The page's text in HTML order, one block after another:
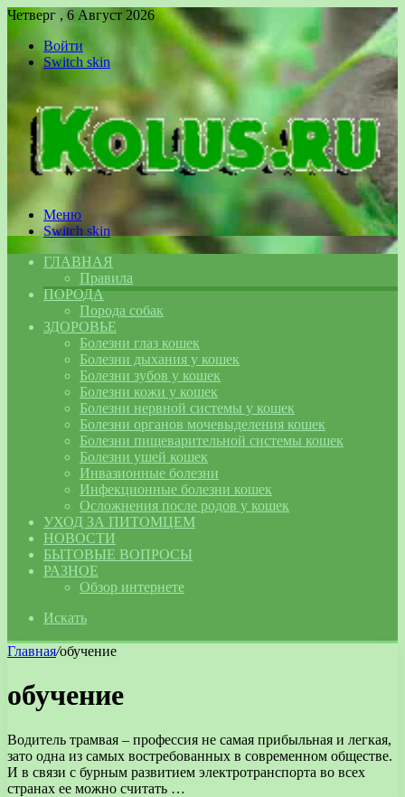
Четверг , 6 Август 2026
Войти
Switch skin
Меню
Switch skin
ГЛАВНАЯ
Правила
ПОРОДА
Порода собак
ЗДОРОВЬЕ
Болезни глаз кошек
Болезни дыхания у кошек
Болезни зубов у кошек
Болезни кожи у кошек
Болезни нервной системы у кошек
Болезни органов мочевыделения кошек
Болезни пищеварительной системы кошек
Болезни ушей кошек
Инвазионные болезни
Инфекционные болезни кошек
Осложнения после родов у кошек
УХОД ЗА ПИТОМЦЕМ
НОВОСТИ
БЫТОВЫЕ ВОПРОСЫ
РАЗНОЕ
Обзор интернете
Искать
Главная/обучение
обучение
Водитель трамвая – профессия не самая прибыльная и легкая,
зато одна из самых востребованных в современном обществе.
И в связи с бурным развитием электротранспорта во всех
странах ее можно считать …